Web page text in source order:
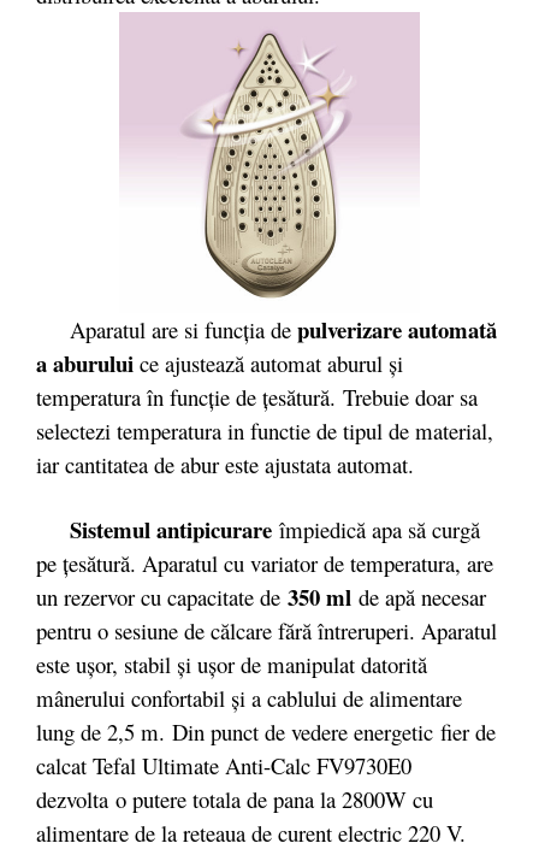
Aparatul are si funcţia de pulverizare automată
a aburului ce ajustează automat aburul şi
temperatura în funcţie de ţesătură. Trebuie doar sa
selectezi temperatura in functie de tipul de material,
iar cantitatea de abur este ajustata automat.
Sistemul antipicurare împiedică apa să curgă
pe ţesătură. Aparatul cu variator de temperatura, are
un rezervor cu capacitate de 350 ml de apă necesar
pentru o sesiune de călcare fără întreruperi. Aparatul
este uşor, stabil şi uşor de manipulat datorită
mânerului confortabil şi a cablului de alimentare
lung de 2,5 m. Din punct de vedere energetic fier de
calcat Tefal Ultimate Anti-Calc FV9730E0
dezvolta o putere totala de pana la 2800W cu
alimentare de la reteaua de curent electric 220 V.